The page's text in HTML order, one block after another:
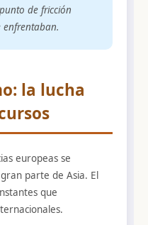
de fricción
enfrentaban.
la lucha
europeas se
parte de Asia. El
que